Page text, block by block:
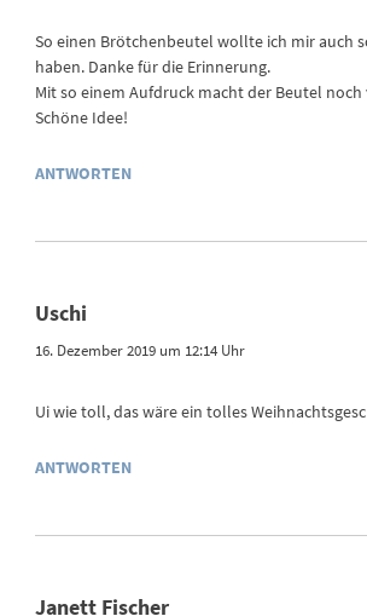
So einen Brötchenbeutel wollte ich mir auch
haben. Danke für die Erinnerung.
Mit so einem Aufdruck macht der Beutel
Schöne Idee!
ANTWORTEN
Uschi
16. Dezember 2019 um 12:14 Uhr
Ui wie toll, das wäre ein tolles
ANTWORTEN
Janett Fischer